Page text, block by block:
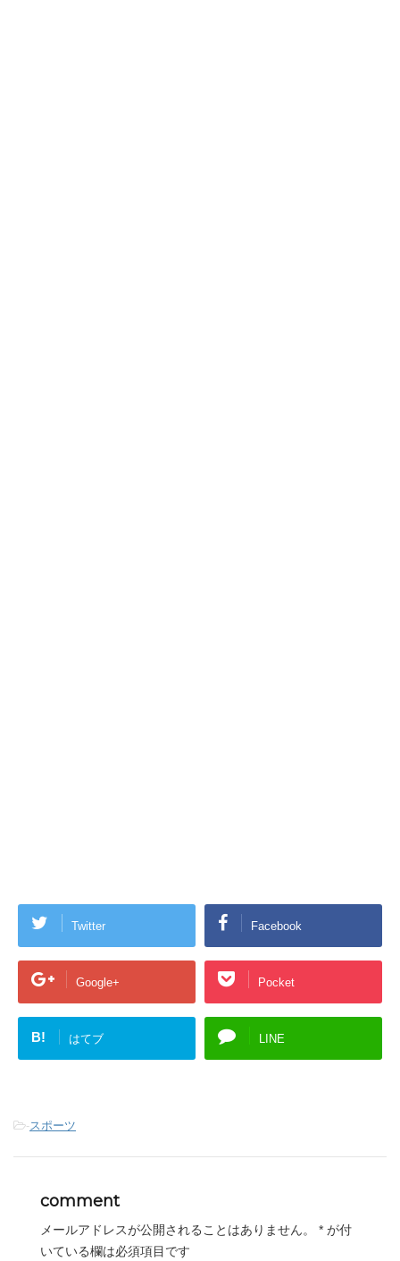
Twitter Facebook
Google+ Pocket
B! はてブ LINE
-スポーツ
comment
メールアドレスが公開されることはありません。 * が付
いている欄は必須項目です